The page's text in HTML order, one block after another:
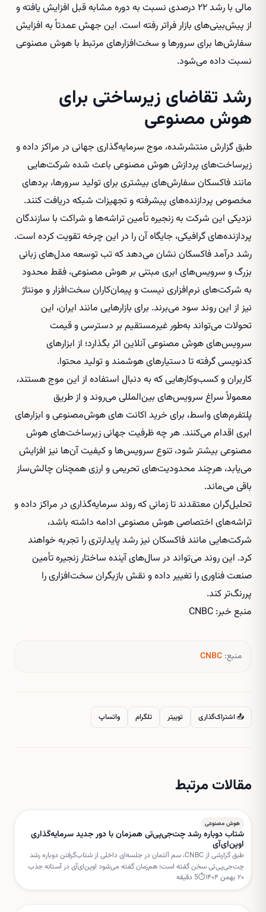
مالی با رشد ۲۲ درصدی نسبت به دوره مشابه قبل افزایش یافته و
از پیش‌بینی‌های بازار فراتر رفته است. این جهش عمدتاً به افزایش
سفارش‌ها برای سرورها و سخت‌افزارهای مرتبط با هوش مصنوعی
نسبت داده می‌شود.
رشد تقاضای زیرساختی برای
هوش مصنوعی
طبق گزارش منتشرشده، موج سرمایه‌گذاری جهانی در مراکز داده و
زیرساخت‌های پردازش هوش مصنوعی باعث شده شرکت‌هایی
مانند فاکسکان سفارش‌های بیشتری برای تولید سرورها، بردهای
مخصوص پردازنده‌های پیشرفته و تجهیزات شبکه دریافت کنند.
نزدیکی این شرکت به زنجیره تأمین تراشه‌ها و شراکت با سازندگان
پردازنده‌های گرافیکی، جایگاه آن را در این چرخه تقویت کرده است.
رشد درآمد فاکسکان نشان می‌دهد که تب توسعه مدل‌های زبانی
بزرگ و سرویس‌های ابری مبتنی بر هوش مصنوعی، فقط محدود
به شرکت‌های نرم‌افزاری نیست و پیمان‌کاران سخت‌افزار و مونتاژ
نیز از این روند سود می‌برند. برای بازارهایی مانند ایران، این
تحولات می‌تواند به‌طور غیرمستقیم بر دسترسی و قیمت
سرویس‌های هوش مصنوعی آنلاین اثر بگذارد؛ از ابزارهای
کدنویسی گرفته تا دستیارهای هوشمند و تولید محتوا.
کاربران و کسب‌وکارهایی که به دنبال استفاده از این موج هستند،
معمولاً سراغ سرویس‌های بین‌المللی می‌روند و از طریق
پلتفرم‌های واسط، برای خرید اکانت های هوش‌مصنوعیو ابزارهای
ابری اقدام می‌کنند. هر چه ظرفیت جهانی زیرساخت‌های هوش
مصنوعی بیشتر شود، تنوع سرویس‌ها و کیفیت آن‌ها نیز افزایش
می‌یابد، هرچند محدودیت‌های تحریمی و ارزی همچنان چالش‌ساز
باقی می‌ماند.
تحلیل‌گران معتقدند تا زمانی که روند سرمایه‌گذاری در مراکز داده و
تراشه‌های اختصاصی هوش مصنوعی ادامه داشته باشد،
شرکت‌هایی مانند فاکسکان نیز رشد پایدارتری را تجربه خواهند
کرد. این روند می‌تواند در سال‌های آینده ساختار زنجیره تأمین
صنعت فناوری را تغییر داده و نقش بازیگران سخت‌افزاری را
پررنگ‌تر کند.
منبع خبر: CNBC
منبع: CNBC
📤 اشتراک‌گذاری توییتر تلگرام واتساپ
مقالات مرتبط
هوش مصنوعی
شتاب دوباره رشد چت‌جی‌پی‌تی همزمان با دور جدید سرمایه‌گذاری
اوپن‌ای‌آی
طبق گزارشی از CNBC، سم آلتمان در جلسه‌ای داخلی از شتاب‌گرفتن دوباره رشد
چت‌جی‌پی‌تی سخن گفته است؛ هم‌زمان گفته می‌شود اوپن‌ای‌آی در آستانه جذب
دور جدیدی از سرمایه‌گذاری با ارزش‌گذاری بسیار بالا است.
۲۰ بهمن ۱۴۰۴ ⏱
5 دقیقه